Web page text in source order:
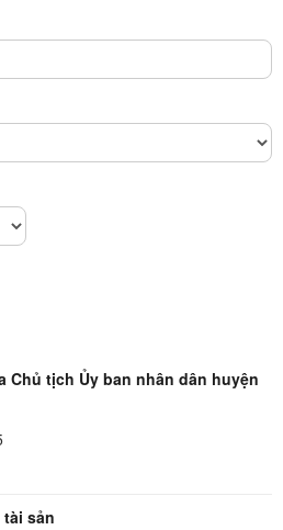
Chủ tịch Ủy ban nhân dân huyện
sản